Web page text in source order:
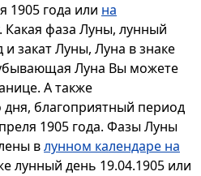
1905 года или на
. Какая фаза Луны, лунный
закат Луны, Луна в знаке
Луна Вы можете
А также
дня, благоприятный период
1905 года. Фазы Луны
влунном календаре на
лунный день 19.04.1905 или